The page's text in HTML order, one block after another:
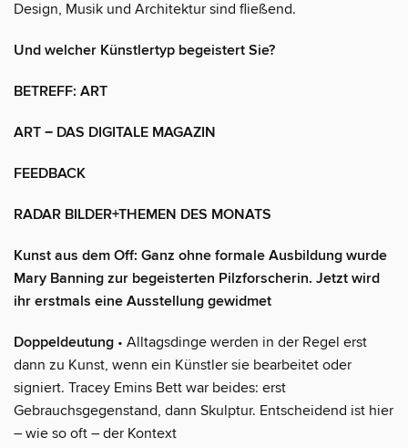
Design, Musik und Architektur sind fließend.
Und welcher Künstlertyp begeistert Sie?
BETREFF: ART
ART − DAS DIGITALE MAGAZIN
FEEDBACK
RADAR BILDER+THEMEN DES MONATS
Kunst aus dem Off: Ganz ohne formale Ausbildung wurde
Mary Banning zur begeisterten Pilzforscherin. Jetzt wird
ihr erstmals eine Ausstellung gewidmet
Doppeldeutung • Alltagsdinge werden in der Regel erst
dann zu Kunst, wenn ein Künstler sie bearbeitet oder
signiert. Tracey Emins Bett war beides: erst
Gebrauchsgegenstand, dann Skulptur. Entscheidend ist hier
– wie so oft – der Kontext